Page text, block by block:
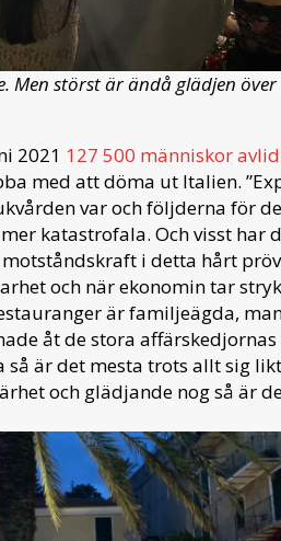
Men störst är ändå glädjen
2021 127 500 människor
med att döma ut Italien.
var och följderna för
katastrofala. Och visst har
i detta hårt
och när ekonomin tar
är familjeägda,
åt de stora
är det mesta trots allt sig
och glädjande nog så är